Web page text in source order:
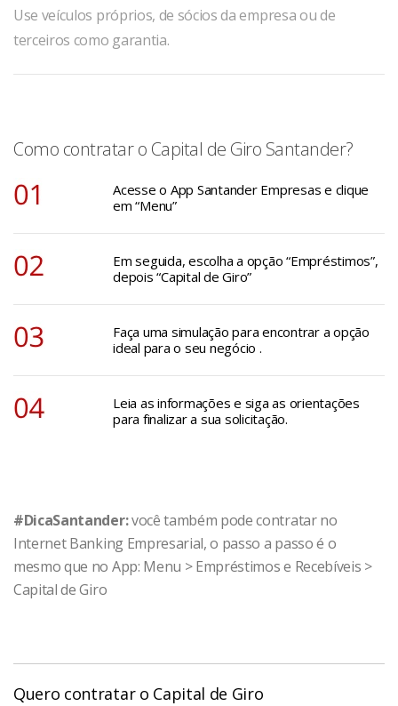
Use veículos próprios, de sócios da empresa ou de
terceiros como garantia.
Como contratar o Capital de Giro Santander?
Acesse o App Santander Empresas e clique
em “Menu”
Em seguida, escolha a opção “Empréstimos”,
depois “Capital de Giro”
Faça uma simulação para encontrar a opção
ideal para o seu negócio .
Leia as informações e siga as orientações
para finalizar a sua solicitação.
#DicaSantander:você também pode contratar no
Internet Banking Empresarial, o passo a passo é o
mesmo que no App: Menu > Empréstimos e Recebíveis >
Capital de Giro
Quero contratar o Capital de Giro